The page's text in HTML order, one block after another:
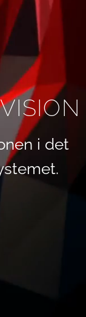
i det